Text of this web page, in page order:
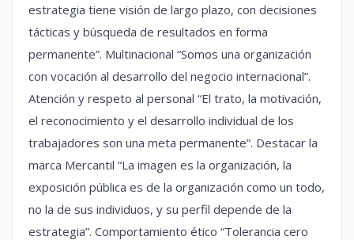
estrategia tiene visión de largo plazo, con decisiones
tácticas y búsqueda de resultados en forma
permanente”. Multinacional “Somos una organización
con vocación al desarrollo del negocio internacional”.
Atención y respeto al personal “El trato, la motivación,
el reconocimiento y el desarrollo individual de los
trabajadores son una meta permanente”. Destacar la
marca Mercantil “La imagen es la organización, la
exposición pública es de la organización como un todo,
no la de sus individuos, y su perfil depende de la
estrategia”. Comportamiento ético “Tolerancia cero